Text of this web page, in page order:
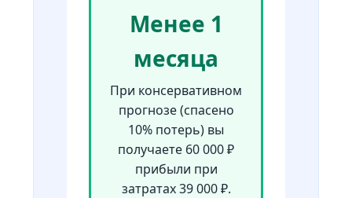
Менее 1
месяца
При консервативном
прогнозе (спасено
10% потерь) вы
получаете 60 000 ₽
прибыли при
затратах 39 000 ₽.